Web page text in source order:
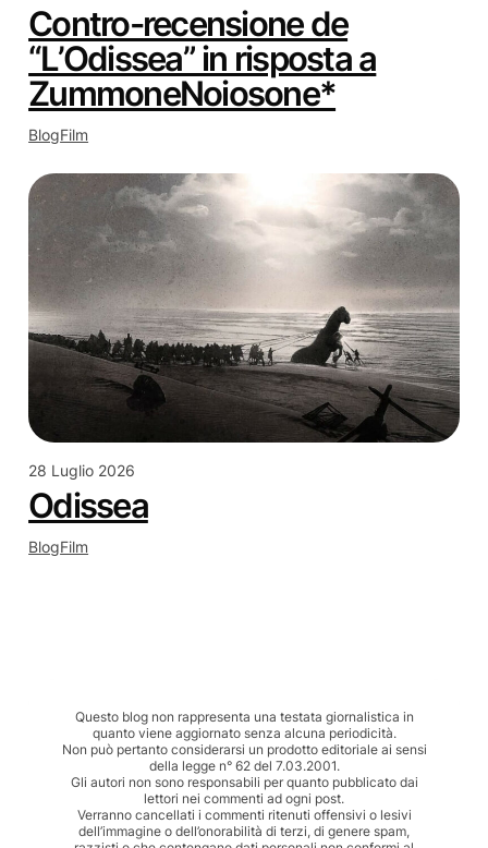
Contro-recensione de
“L’Odissea” in risposta a
ZummoneNoiosone*
BlogFilm
28 Luglio 2026
Odissea
BlogFilm
Questo blog non rappresenta una testata giornalistica in
quanto viene aggiornato senza alcuna periodicità.
Non può pertanto considerarsi un prodotto editoriale ai sensi
della legge n° 62 del 7.03.2001.
Gli autori non sono responsabili per quanto pubblicato dai
lettori nei commenti ad ogni post.
Verranno cancellati i commenti ritenuti offensivi o lesivi
dell’immagine o dell’onorabilità di terzi, di genere spam,